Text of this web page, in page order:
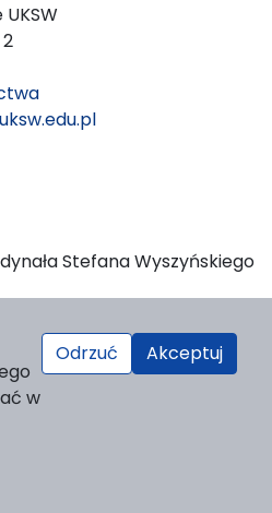
Stefana Wyszyńskiego
OJS/PKP
w
Odrzuć Akceptuj